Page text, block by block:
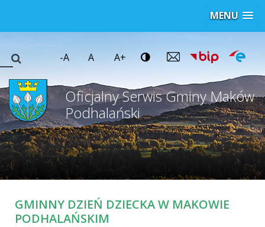
MENU
Oficjalny Serwis Gminy Maków
Podhalański
-A A A+
GMINNY DZIEŃ DZIECKA W MAKOWIE
PODHALAŃSKIM